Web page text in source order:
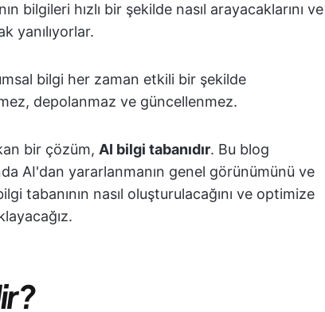
bilgileri hızlı bir şekilde nasıl arayacaklarını ve
yanılıyorlar.
bilgi her zaman etkili bir şekilde
depolanmaz ve güncellenmez.
bir çözüm, AI bilgi tabanıdır. Bu blog
AI'dan yararlanmanın genel görünümünü ve
tabanının nasıl oluşturulacağını ve optimize